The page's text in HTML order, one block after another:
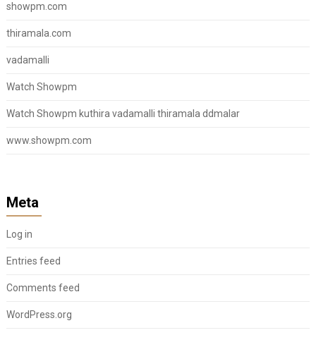
showpm.com
thiramala.com
vadamalli
Watch Showpm
Watch Showpm kuthira vadamalli thiramala ddmalar
www.showpm.com
Meta
Log in
Entries feed
Comments feed
WordPress.org